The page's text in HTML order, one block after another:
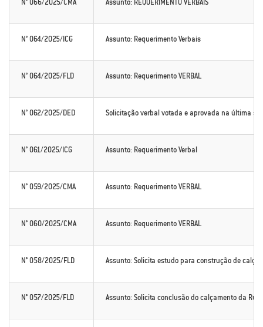
N° 066/2025/CMA Assunto: REQUERIMENTO VERBAIS
N° 064/2025/ICG Assunto: Requerimento Verbais
N° 064/2025/FLD Assunto: Requerimento VERBAL
N° 062/2025/DED Solicitação verbal votada e aprovada na última
N° 061/2025/ICG Assunto: Requerimento Verbal
N° 059/2025/CMA Assunto: Requerimento VERBAL
N° 060/2025/CMA Assunto: Requerimento VERBAL
N° 058/2025/FLD Assunto: Solicita estudo para construção de
N° 057/2025/FLD Assunto: Solicita conclusão do calçamento da Rua